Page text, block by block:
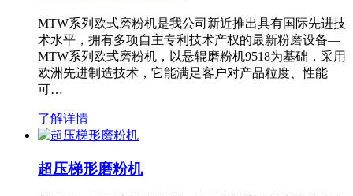
MTW系列欧式磨粉机是我公司新近推出具有国际先进技
术水平，拥有多项自主专利技术产权的最新粉磨设备—
MTW系列欧式磨粉机，以悬辊磨粉机9518为基础，采用
欧洲先进制造技术，它能满足客户对产品粒度、性能
可…
了解详情
超压梯形磨粉机